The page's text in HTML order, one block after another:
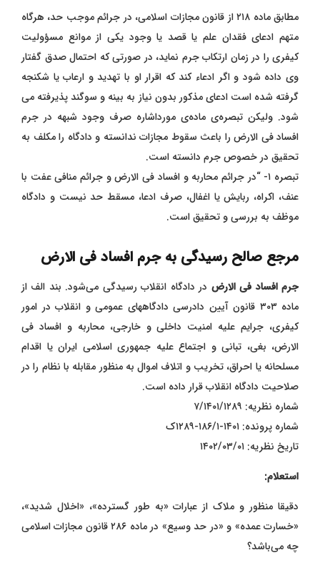
مطابق ماده ۲۱۸ از قانون مجازات اسلامی، در جرائم موجب حد، هرگاه
متهم ادعای فقدان علم یا قصد یا وجود یکی از موانع مسؤولیت
کیفری را در زمان ارتکاب جرم نماید، در صورتی که احتمال صدق گفتار
وی داده شود و اگر ادعاء کند که اقرار او با تهدید و ارعاب یا شکنجه
گرفته شده است ادعای مذکور بدون نیاز به بینه و سوگند پذیرفته می
شود. ولیکن تبصره‌ی ماده‌ی مورداشاره صرف وجود شبهه در جرم
افساد‌ فی‌ الارض را باعث سقوط مجازات ندانسته و دادگاه را مکلف به
تحقیق در خصوص جرم دانسته است.
تبصره ۱- “در جرائم محاربه و افساد فی‌ الارض و جرائم منافی عفت با
عنف، اکراه، ربایش یا اغفال، صرف ادعا، مسقط حد نیست و دادگاه
موظف به بررسی و تحقیق است.
مرجع صالح رسیدگی به جرم افساد‌ فی‌ الارض
جرم افساد‌ فی‌ الارض در دادگاه انقلاب رسیدگی می‌شود. بند الف از
ماده ۳۰۳ قانون آیین دادرسی دادگاههای عمومی و انقلاب در امور
کیفری، جرایم علیه امنیت داخلی و خارجی، محاربه و افساد فی‌
الارض، بغی، تبانی و اجتماع علیه جمهوری اسلامی ایران یا اقدام
مسلحانه یا احراق، تخریب و اتلاف اموال به منظور مقابله با نظام را در
صلاحیت دادگاه انقلاب قرار داده است.
شماره نظریه: ۷/۱۴۰۱/۱۲۸۹
شماره پرونده: ۱۴۰۱-۱۸۶/۱-۱۲۸۹ک
تاریخ نظریه: ۱۴۰۲/۰۳/۰۱
استعلام:
دقیقا منظور و ملاک از عبارات «به طور گسترده»، «اخلال شدید»،
«خسارت عمده» و «در حد وسیع» در ماده ۲۸۶ قانون مجازات اسلامی
چه می‌باشد؟